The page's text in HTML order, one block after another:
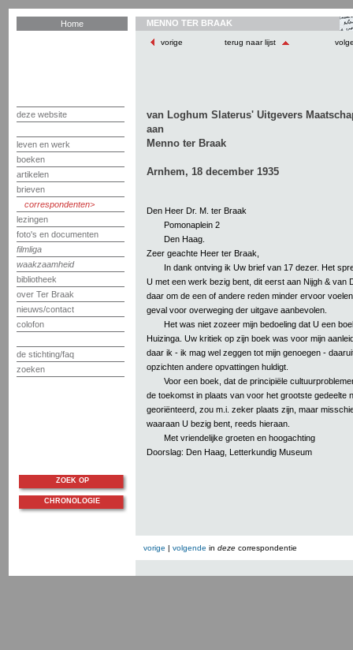
Home
deze website
leven en werk
boeken
artikelen
brieven
correspondenten
lezingen
foto's en documenten
filmliga
waakzaamheid
bibliotheek
over Ter Braak
nieuws/contact
colofon
de stichting/faq
zoeken
MENNO TER BRAAK
vorige terug naar lijst
van Loghum Slaterus' Uitgevers
aan
Menno ter Braak
Arnhem, 18 december 1935
Den Heer Dr. M. ter Braak
Pomonaplein 2
Den Haag.
Zeer geachte Heer ter Braak,
In dank ontving ik Uw brief van 17 dezer. Het
U met een werk bezig bent, dit eerst aan Nijgh & van
daar om de een of andere reden minder ervoor
geval voor overweging der uitgave aanbevolen.
Het was niet zozeer mijn bedoeling dat U een
Huizinga. Uw kritiek op zijn boek was voor mijn
daar ik - ik mag wel zeggen tot mijn genoegen -
opzichten andere opvattingen huldigt.
Voor een boek, dat de principiële
de toekomst in plaats van voor het grootste gedeelte
georiënteerd, zou m.i. zeker plaats zijn, maar
waaraan U bezig bent, reeds hieraan.
Met vriendelijke groeten en hoogachting
Doorslag: Den Haag, Letterkundig Museum
vorige | volgende in deze correspondentie
ZOEK OP
CHRONOLOGIE